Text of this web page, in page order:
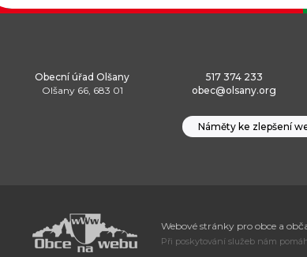
Obecní úřad Olšany
Olšany 66, 683 01
517 374 233
obec@olsany.org
Náměty ke zlepšení
Webové stránky pro obce a
Při poskytování služeb nám